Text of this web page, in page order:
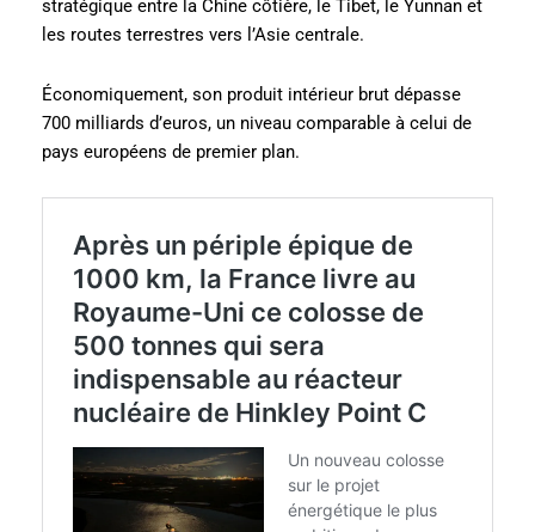
stratégique entre la Chine côtière, le Tibet, le Yunnan et
les routes terrestres vers l’Asie centrale.
Économiquement, son produit intérieur brut dépasse
700 milliards d’euros, un niveau comparable à celui de
pays européens de premier plan.